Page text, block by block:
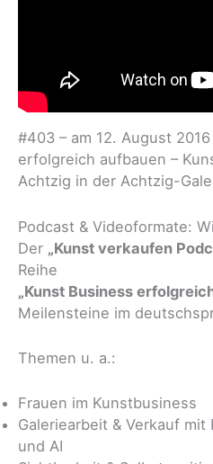
#403 – am 12. August
erfolgreich aufbauen –
Achtzig in der Achtzig-
Podcast & Videoformate:
Der „Kunst verkaufen
Reihe
„Kunst Business
Meilensteine im
Themen u. a.:
Frauen im Kunstbusiness
Galeriearbeit & Verkauf
und AI